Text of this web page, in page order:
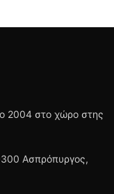
2004 στο χώρο στης
Ασπρόπυργος,